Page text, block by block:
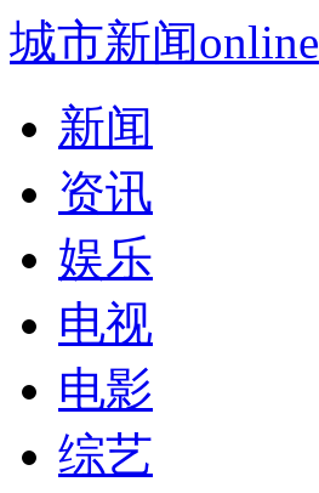
城市新闻online
新闻
资讯
娱乐
电视
电影
综艺